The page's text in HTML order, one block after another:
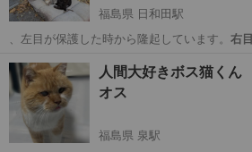
福島県 日和田駅
、左目が保護した時から隆起しています。 右目
福島 郡山市 日和田駅 猫
人間大好きボス猫くん
オス
福島県 泉駅